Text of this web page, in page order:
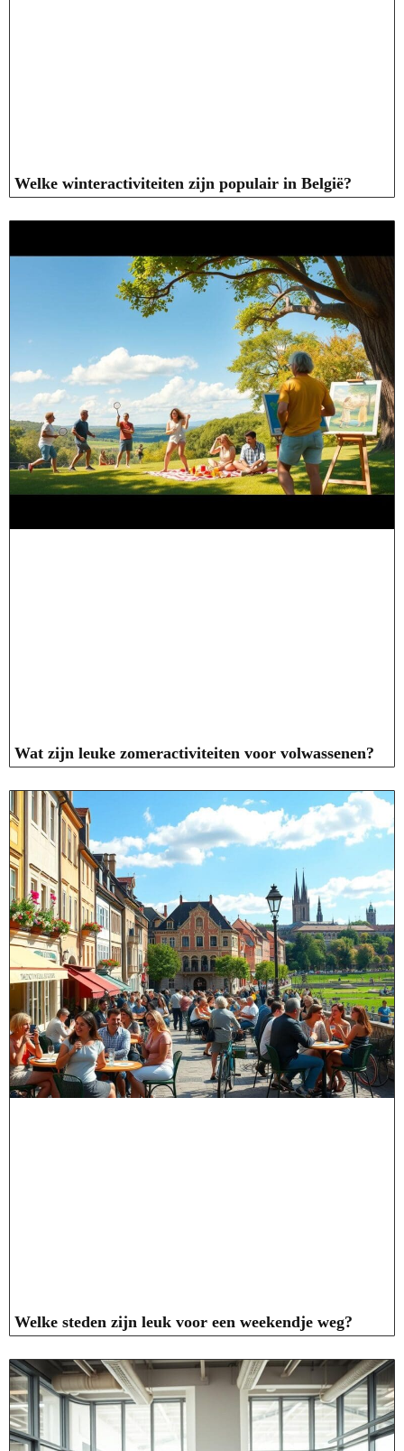
Welke winteractiviteiten zijn populair in België?
Wat zijn leuke zomeractiviteiten voor volwassenen?
Welke steden zijn leuk voor een weekendje weg?